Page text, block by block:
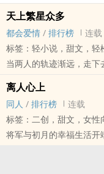
天上繁星众多
都会爱情 / 排行榜
连载
标签：轻小说，甜文，轻
当两人的轨迹渐远，走下
在他的事业略有所成时
一切来得太突然，他不明
声不响的离去。
眼中一直只有音乐的人，
源。
离人心上
同人 / 排行榜
连载
标签：二创，甜文，女性
将军与初月的幸福生活开